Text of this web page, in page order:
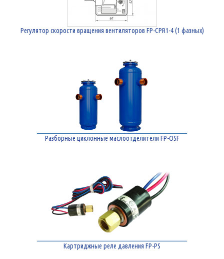
Регулятор скорости вращения вентиляторов FP-CPR1-4 (1 фазных)
Разборные циклонные маслоотделители FP-OSF
Картриджные реле давления FP-PS